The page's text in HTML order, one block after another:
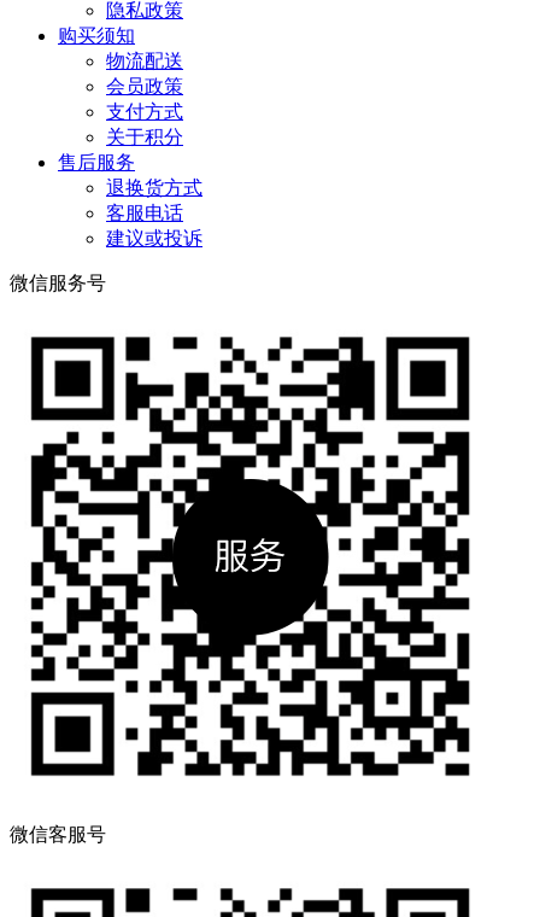
隐私政策
购买须知
物流配送
会员政策
支付方式
关于积分
售后服务
退换货方式
客服电话
建议或投诉
微信服务号
微信客服号